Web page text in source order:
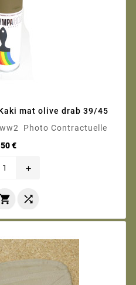
mat olive drab 39/45
Pour tous les objets US ww2 Photo Contractuelle
€Prix
add
 